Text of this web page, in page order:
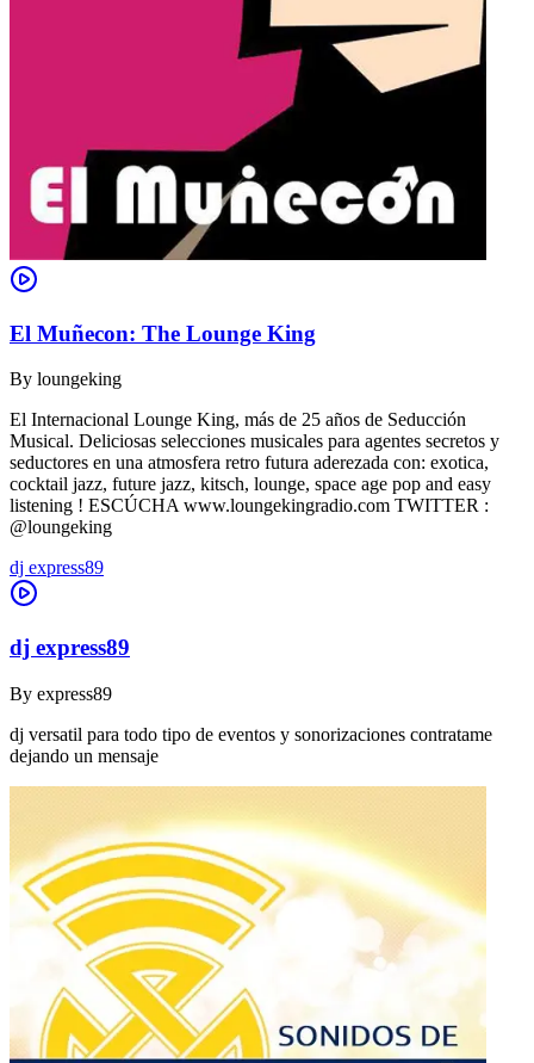
El Muñecon: The Lounge King
By loungeking
El Internacional Lounge King, más de 25 años de Seducción
Musical. Deliciosas selecciones musicales para agentes secretos y
seductores en una atmosfera retro futura aderezada con: exotica,
cocktail jazz, future jazz, kitsch, lounge, space age pop and easy
listening ! ESCÚCHA www.loungekingradio.com TWITTER :
@loungeking
dj express89
dj express89
By express89
dj versatil para todo tipo de eventos y sonorizaciones contratame
dejando un mensaje